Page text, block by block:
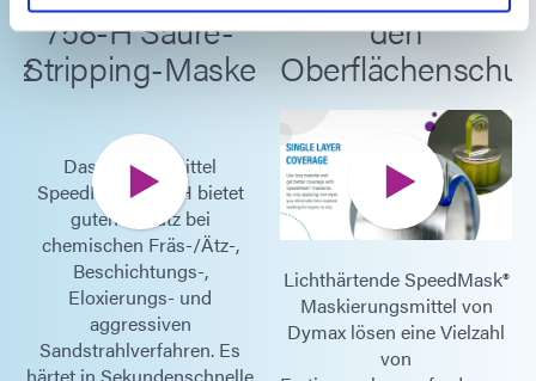
758-H Säure-
Stripping-Maske
Das Maskiermittel
SpeedMask 758-H bietet
guten Schutz bei
chemischen Fräs-/Ätz-,
Beschichtungs-,
Eloxierungs- und
aggressiven
Sandstrahlverfahren. Es
härtet in Sekundenschnelle
den
Lichthärtende SpeedMask®
Maskierungsmittel von
Dymax lösen eine Vielzahl
von